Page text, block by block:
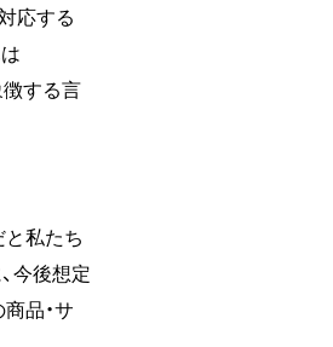
応する
する言
と私たち
今後想定
品・サ